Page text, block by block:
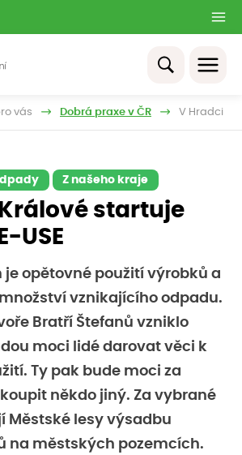
vás Dobrá praxe v ČR V Hradci
Z našeho kraje
startuje
USE
je opětovné použití výrobků a
vznikajícího odpadu.
Bratří Štefanů vzniklo
moci lidé darovat věci k
Ty pak bude moci za
někdo jiný. Za vybrané
Městské lesy výsadbu
na městských pozemcích.